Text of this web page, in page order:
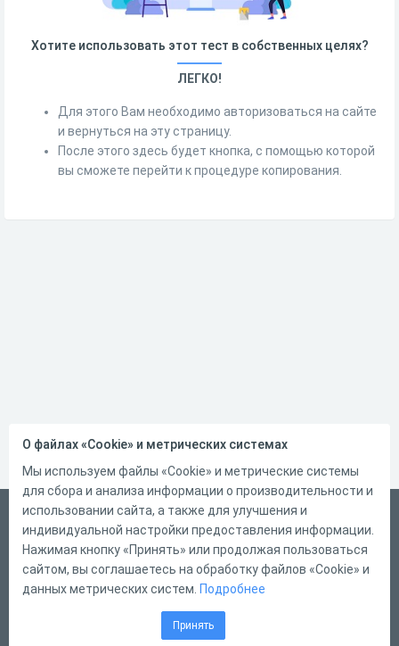
Хотите использовать этот тест в собственных целях?
ЛЕГКО!
Для этого Вам необходимо авторизоваться на сайте
и вернуться на эту страницу.
После этого здесь будет кнопка, с помощью которой
вы сможете перейти к процедуре копирования.
Русский
Справка
Форма обратной связи
О файлах «Cookie» и метрических системах
Мы используем файлы «Cookie» и метрические системы
для сбора и анализа информации о производительности и
использовании сайта, а также для улучшения и
индивидуальной настройки предоставления информации.
Нажимая кнопку «Принять» или продолжая пользоваться
сайтом, вы соглашаетесь на обработку файлов «Cookie» и
данных метрических систем. Подробнее
Принять